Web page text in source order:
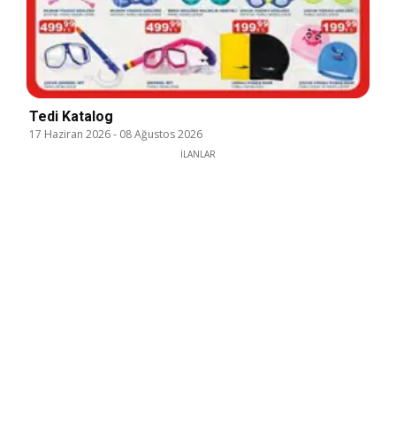
Tedi Katalog
17 Haziran 2026- 08 Ağustos 2026
İLANLAR